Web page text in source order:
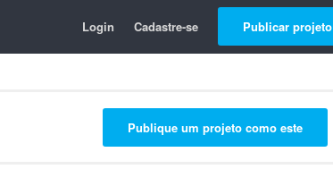
Login Cadastre-se Publicar projeto
Publique um projeto como este